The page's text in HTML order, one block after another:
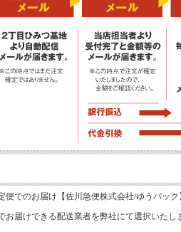
便でのお届け【佐川急便株式会社/ゆうパック
お届けできる配送業者を弊社にて選択いたし